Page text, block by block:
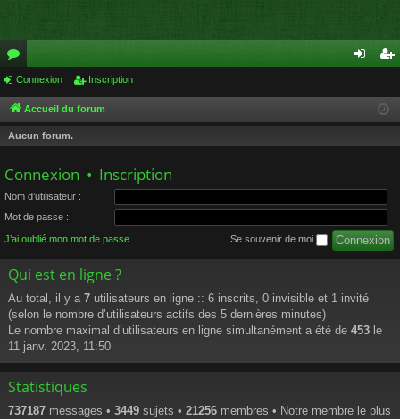
or
u
m
cri
Connexion Inscription
Accueil du forum
Aucun forum.
Connexion • Inscription
Nom d’utilisateur :
Mot de passe :
J’ai oublié mon mot de passe Se souvenir de moi
Qui est en ligne ?
Au total, il y a 7 utilisateurs en ligne :: 6 inscrits, 0 invisible et 1 invité
(selon le nombre d’utilisateurs actifs des 5 dernières minutes)
Le nombre maximal d’utilisateurs en ligne simultanément a été de 453 le
11 janv. 2023, 11:50
Statistiques
737187 messages • 3449 sujets • 21256 membres • Notre membre le plus